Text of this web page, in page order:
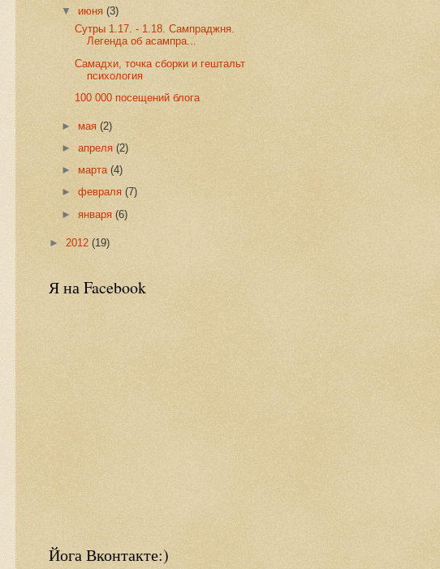
▼июня(3)
Сутры 1.17. - 1.18. Сампраджня.
Легенда об асампра...
Самадхи, точка сборки и гештальт
психология
100 000 посещений блога
►мая(2)
►апреля(2)
►марта(4)
►февраля(7)
►января(6)
► 2012 (19)
Я на Facebook
Йога Вконтакте:)